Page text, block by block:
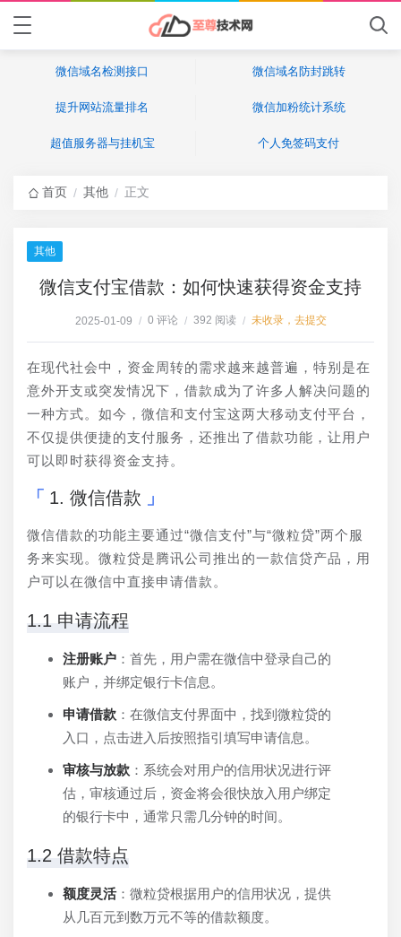
微信域名检测接口 微信域名防封跳转
提升网站流量排名 微信加粉统计系统
超值服务器与挂机宝 个人免签码支付
首页 / 其他 / 正文
其他
微信支付宝借款：如何快速获得资金支持
2025-01-09 / 0 评论 / 392 阅读 / 未收录，去提交
在现代社会中，资金周转的需求越来越普遍，特别是在
意外开支或突发情况下，借款成为了许多人解决问题的
一种方式。如今，微信和支付宝这两大移动支付平台，
不仅提供便捷的支付服务，还推出了借款功能，让用户
可以即时获得资金支持。
1. 微信借款
微信借款的功能主要通过“微信支付”与“微粒贷”两个服
务来实现。微粒贷是腾讯公司推出的一款信贷产品，用
户可以在微信中直接申请借款。
1.1 申请流程
注册账户 ：首先，用户需在微信中登录自己的
账户，并绑定银行卡信息。
申请借款 ：在微信支付界面中，找到微粒贷的
入口，点击进入后按照指引填写申请信息。
审核与放款 ：系统会对用户的信用状况进行评
估，审核通过后，资金将会很快放入用户绑定
的银行卡中，通常只需几分钟的时间。
1.2 借款特点
额度灵活：微粒贷根据用户的信用状况，提供
从几百元到数万元不等的借款额度。